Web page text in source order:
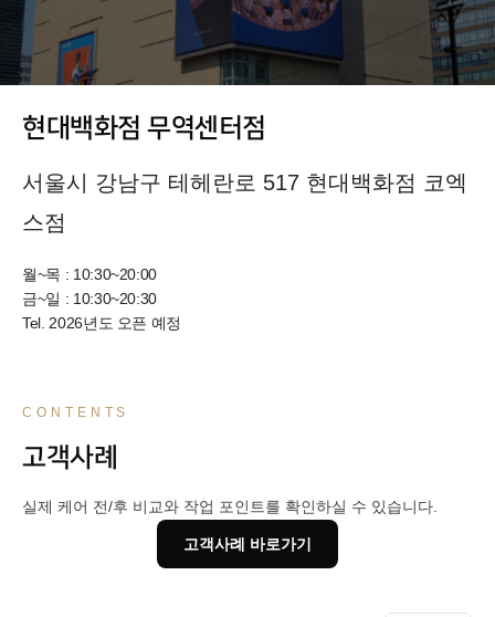
현대백화점 무역센터점
서울시 강남구 테헤란로 517 현대백화점 코엑
스점
월~목 : 10:30~20:00
금~일 : 10:30~20:30
Tel. 2026년도 오픈 예정
CONTENTS
고객사례
실제 케어 전/후 비교와 작업 포인트를 확인하실 수 있습니다.
고객사례 바로가기